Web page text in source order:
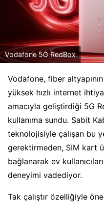
Vodafone 5G RedBox
Vodafone, fiber
yüksek hızlı internet
amacıyla geliştirdiği 5G
kullanıma sundu. Sabit
teknolojisiyle çalışan bu
gerektirmeden, SIM kart
bağlanarak ev
deneyimi vadediyor.
Tak çalıştır özelliğiyle